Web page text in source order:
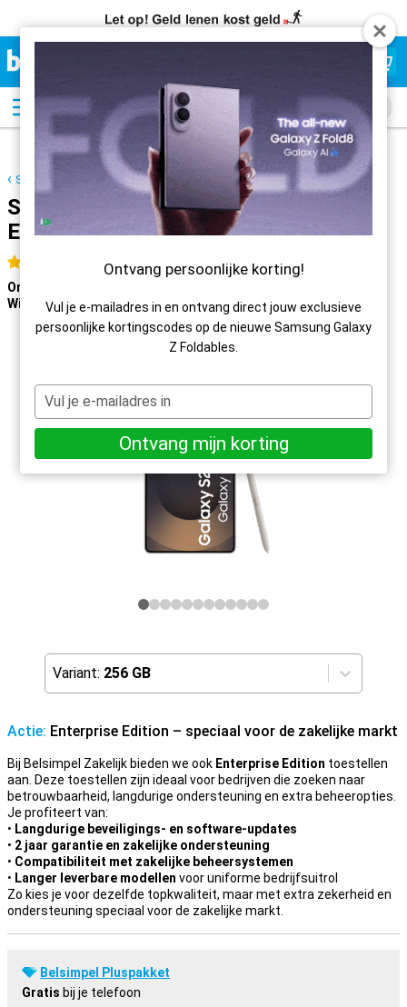
Beste Prijsgarantie
Samsung
Samsung Galaxy S25 Ultra Enterprise
Edition
4.5 sterren 9,4 Uitstekend
Online:
Winkel: Morgengratis afhalen
Variant: 256 GB
Actie: Enterprise Edition – speciaal voor de zakelijke markt
Bij Belsimpel Zakelijk bieden we ook Enterprise Edition toestellen
aan. Deze toestellen zijn ideaal voor bedrijven die zoeken naar
betrouwbaarheid, langdurige ondersteuning en extra beheeropties.
Je profiteert van:
• Langdurige beveiligings- en software-updates
• 2 jaar garantie en zakelijke ondersteuning
• Compatibiliteit met zakelijke beheersystemen
• Langer leverbare modellen voor uniforme bedrijfsuitrol
Zo kies je voor dezelfde topkwaliteit, maar met extra zekerheid en
ondersteuning speciaal voor de zakelijke markt.
Belsimpel Pluspakket
Gratis bij je telefoon
Ontvang persoonlijke korting!
Vul je e-mailadres in en ontvang direct jouw exclusieve
persoonlijke kortingscodes op de nieuwe Samsung Galaxy
Z Foldables.
Jouw
e-
mailadres
Ontvang mijn korting